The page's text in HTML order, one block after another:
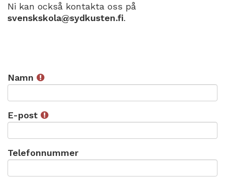
Ni kan också kontakta oss på
svenskskola@sydkusten.fi.
Namn
E-post
Telefonnummer